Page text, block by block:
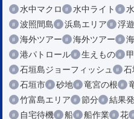
水中マクロ
水中ライト
波照間島
浜島エリア 浮
海外ツアー
海外ツアー
港パトロール
生えもの
石垣島ジョーフィッシュ
石
石垣市
砂地 竜宮の根
竹富島エリア
節分 結果
自宅待機
船 船作業 花